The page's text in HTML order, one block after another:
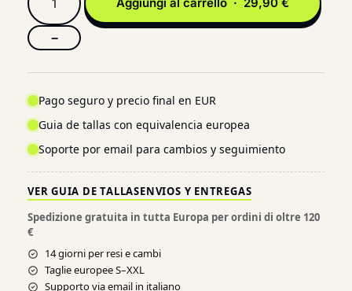
−
Pago seguro y precio final en EUR
Guia de tallas con equivalencia europea
Soporte por email para cambios y seguimiento
VER GUIA DE TALLASENVIOS Y ENTREGAS
Spedizione gratuita in tutta Europa per ordini di oltre 120
€
14 giorni per resi e cambi
Taglie europee S–XXL
Supporto via email in italiano